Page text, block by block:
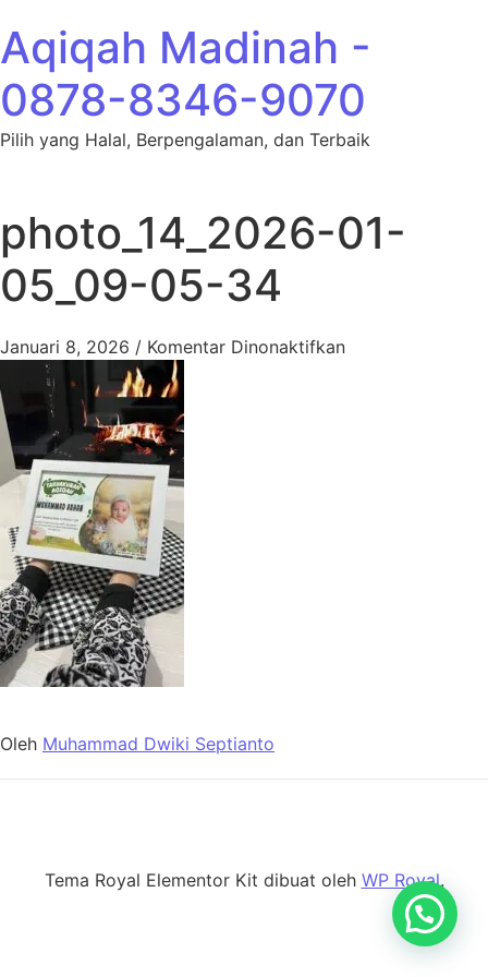
Aqiqah Madinah -
0878-8346-9070
Pilih yang Halal, Berpengalaman, dan Terbaik
photo_14_2026-01-
05_09-05-34
Januari 8, 2026 / Komentar Dinonaktifkanpada
Oleh Muhammad Dwiki Septianto
Tema Royal Elementor Kit dibuat oleh WP Royal.